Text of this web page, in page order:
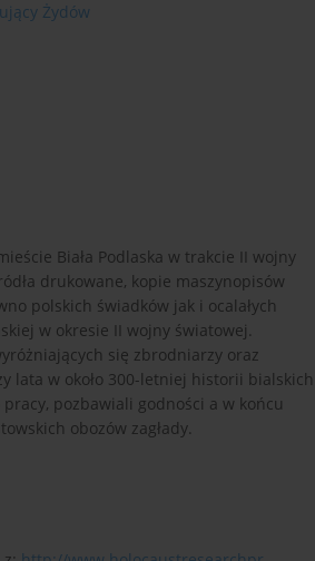
Żydów
Biała Podlaska w trakcie II wojny
drukowane, kopie maszynopisów
polskich świadków jak i ocalałych
w okresie II wojny światowej.
się zbrodniarzy oraz
lata w około 300-letniej historii bialskich
pozbawiali godności a w końcu
obozów zagłady.